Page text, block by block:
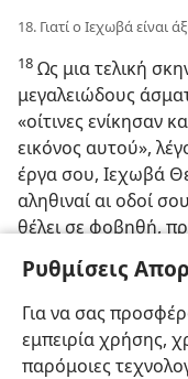
Ρυθμίσεις
Για να σας
εμπειρία χρήσης,
παρόμοιες
18. Γιατί ο Ιεχωβά είναι
18 Ως μια τελική
μεγαλειώδους
«οίτινες ενίκησαν
εικόνος αυτού»,
έργα σου, Ιεχωβά
αληθιναί αι οδοί
θέλει σε φοβηθή,
όνομά σου; [γιατί;]
τα έθνη θέλουσιν
διότι τα
είναι άξιος
λάβη τη λατρεία.​—